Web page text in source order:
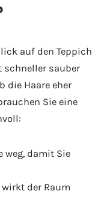
auf den Teppich
schneller sauber
die Haare eher
Sie eine
weg, damit Sie
der Raum